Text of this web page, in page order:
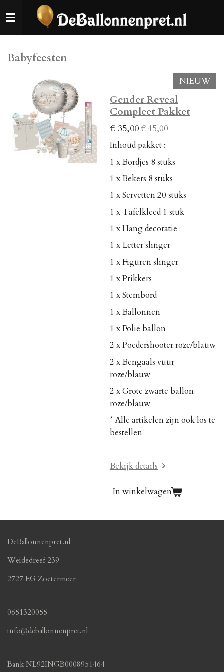
direct
naar
hoofdinhoud
Babyfeesten
NIEUW
Gender Reveal
Compleet Pakket
€ 35,00€ 45,00
Inhoud pakket :
1 x Bordjes 8 stuks
1 x Bekers 8 stuks
1 x Servetten 20 stuks
1 x Tafelkleed 1 stuk
1 x Hang decoratie
1 x Letter slinger
1 x Figuren slinger
1 x Prikkers
1 x Stembord
1 x Ballonnen
1 x Folie ballon
2 x Poedershooter roze/blauw
2 x Bengaals vuur
roze/blauw
2 x Grote zwarte ballon
roze/blauw
* Alle artikelen zijn ook los te
bestellen
Bekijk details
In winkelwagen
DeBallonnenpret.nl
Weidedreef 239
2727 EG Zoetermeer
0651320055
info@deballonnenpret.nl
Bank NL92INGB0008951464